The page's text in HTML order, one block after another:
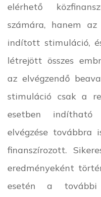
elérhető
számára, hanem
indított stimuláció,
létrejött összes
az elvégzendő
stimuláció csak a
esetben indítható
elvégzése továbbra
finanszírozott.
eredményeként
esetén a